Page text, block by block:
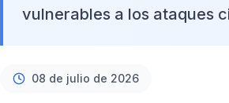
vulnerables a los ataques
08 de julio de 2026